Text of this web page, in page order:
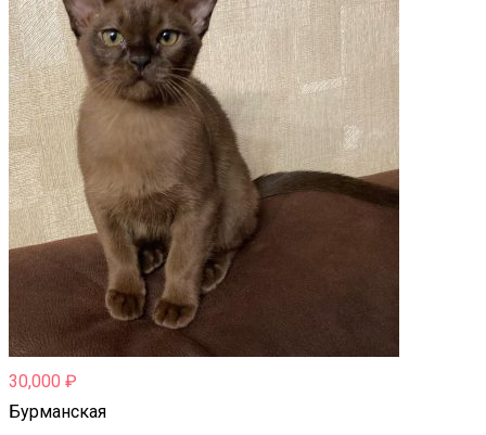
30,000 ₽
Бурманская